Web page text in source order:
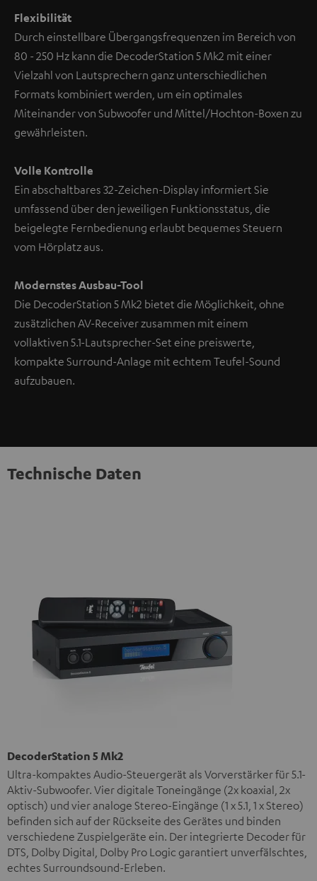
Flexibilität
Durch einstellbare Übergangsfrequenzen im Bereich von
80 - 250 Hz kann die DecoderStation 5 Mk2 mit einer
Vielzahl von Lautsprechern ganz unterschiedlichen
Formats kombiniert werden, um ein optimales
Miteinander von Subwoofer und Mittel/Hochton-Boxen zu
gewährleisten.
Volle Kontrolle
Ein abschaltbares 32-Zeichen-Display informiert Sie
umfassend über den jeweiligen Funktionsstatus, die
beigelegte Fernbedienung erlaubt bequemes Steuern
vom Hörplatz aus.
Modernstes Ausbau-Tool
Die DecoderStation 5 Mk2 bietet die Möglichkeit, ohne
zusätzlichen AV-Receiver zusammen mit einem
vollaktiven 5.1-Lautsprecher-Set eine preiswerte,
kompakte Surround-Anlage mit echtem Teufel-Sound
aufzubauen.
Technische Daten
DecoderStation 5 Mk2
Ultra-kompaktes Audio-Steuergerät als Vorverstärker für 5.1-
Aktiv-Subwoofer. Vier digitale Toneingänge (2x koaxial, 2x
optisch) und vier analoge Stereo-Eingänge (1 x 5.1, 1 x Stereo)
befinden sich auf der Rückseite des Gerätes und binden
verschiedene Zuspielgeräte ein. Der integrierte Decoder für
DTS, Dolby Digital, Dolby Pro Logic garantiert unverfälschtes,
echtes Surroundsound-Erleben.